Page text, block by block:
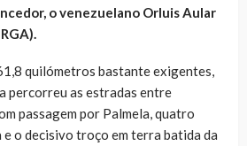
o venezuelano Orluis Aular
quilómetros bastante exigentes,
percorreu as estradas entre
passagem por Palmela, quatro
e o decisivo troço em terra batida da